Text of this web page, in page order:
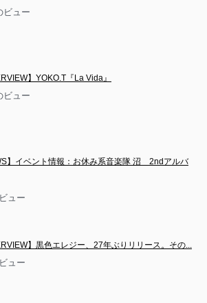
ビュー
】YOKO.T『La Vida』
ビュー
】イベント情報：お休み系音楽隊 沼　2ndアルバ
ュー
】黒色エレジー、27年ぶりリリース。その...
ュー